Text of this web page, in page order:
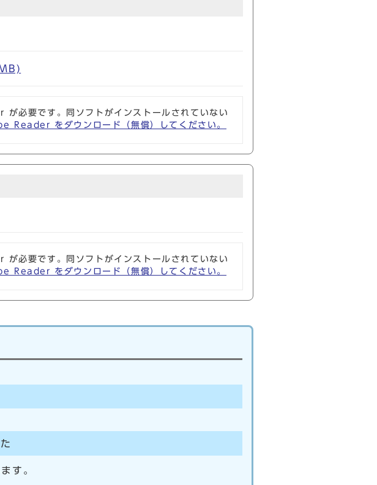
必要です。同ソフトがインストールされていない
Reader をダウンロード（無償）してください。
必要です。同ソフトがインストールされていない
Reader をダウンロード（無償）してください。
す。